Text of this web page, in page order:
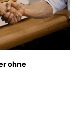
ohne